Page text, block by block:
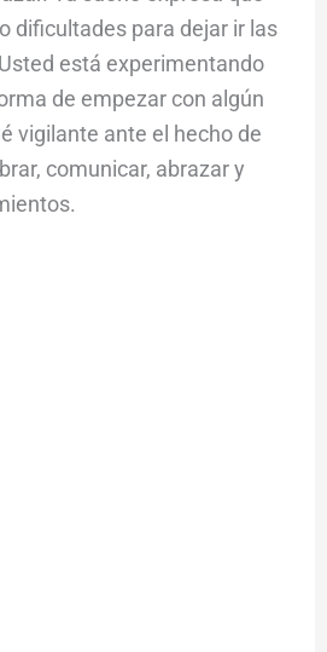
dificultades para dejar ir las
está experimentando
de empezar con algún
vigilante ante el hecho de
comunicar, abrazar y